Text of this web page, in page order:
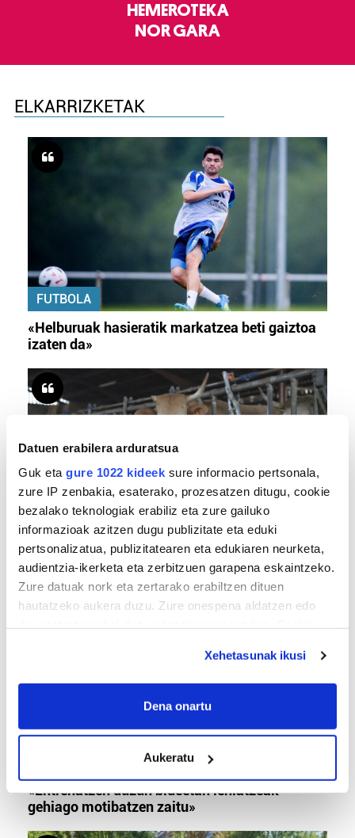
Datuen erabilera arduratsua
Guk eta gure 1022 kideek sure informacio pertsonala,
zure IP zenbakia, esaterako, prozesatzen ditugu, cookie
bezalako teknologiak erabiliz eta zure gailuko
informazioak azitzen dugu publizitate eta eduki
pertsonalizatua, publizitatearen eta edukiaren neurketa,
audientzia-ikerketa eta zerbitzuen garapena eskaintzeko.
Zure datuak nork eta zertarako erabiltzen dituen
hautatzeko aukera duzu. Zure onespena aldatzen edo
If you allow, we would also like to:
Collect information about your geographical
Identify your device by actively scanning it for
specific characteristics (fingerprinting)
Find out more about how your personal data is processed
Xehetasunak ikusi
Dena onartu
Aukeratu
HEMEROTEKA
NOR GARA
ELKARRIZKETAK
FUTBOLA
«Helburuak hasieratik markatzea beti gaiztoa
izaten da»
BERO BOLADA
«Ez dago belarrik; garai honetarako oso erreta
daude bazter guztiak»
TXIRRINDULARITZA
«Entrenatzen duzun bideetan lehiatzeak
gehiago motibatzen zaitu»